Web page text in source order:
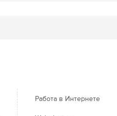
Работа в Интернете